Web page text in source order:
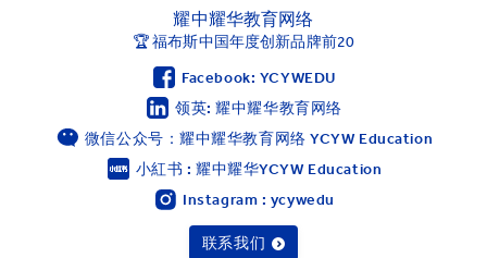
耀中耀华教育网络
🏆 福布斯中国年度创新品牌前20
Facebook: YCYWEDU
领英: 耀中耀华教育网络
微信公众号：耀中耀华教育网络 YCYW Education
小紅书 : 耀中耀华YCYW Education
Instagram : ycywedu
联系我们